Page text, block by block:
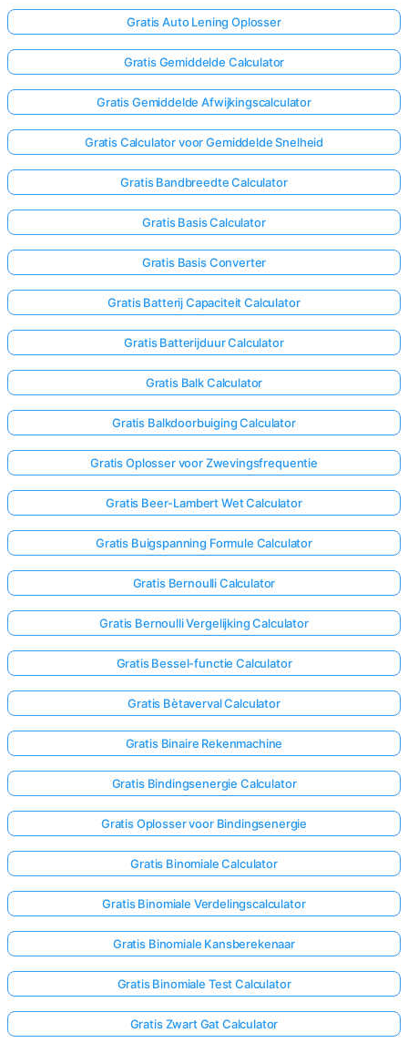
Gratis Auto Lening Oplosser
Gratis Gemiddelde Calculator
Gratis Gemiddelde Afwijkingscalculator
Gratis Calculator voor Gemiddelde Snelheid
Gratis Bandbreedte Calculator
Gratis Basis Calculator
Gratis Basis Converter
Gratis Batterij Capaciteit Calculator
Gratis Batterijduur Calculator
Gratis Balk Calculator
Gratis Balkdoorbuiging Calculator
Gratis Oplosser voor Zwevingsfrequentie
Gratis Beer-Lambert Wet Calculator
Gratis Buigspanning Formule Calculator
Gratis Bernoulli Calculator
Gratis Bernoulli Vergelijking Calculator
Gratis Bessel-functie Calculator
Gratis Bètaverval Calculator
Gratis Binaire Rekenmachine
Gratis Bindingsenergie Calculator
Gratis Oplosser voor Bindingsenergie
Gratis Binomiale Calculator
Gratis Binomiale Verdelingscalculator
Gratis Binomiale Kansberekenaar
Gratis Binomiale Test Calculator
Gratis Zwart Gat Calculator